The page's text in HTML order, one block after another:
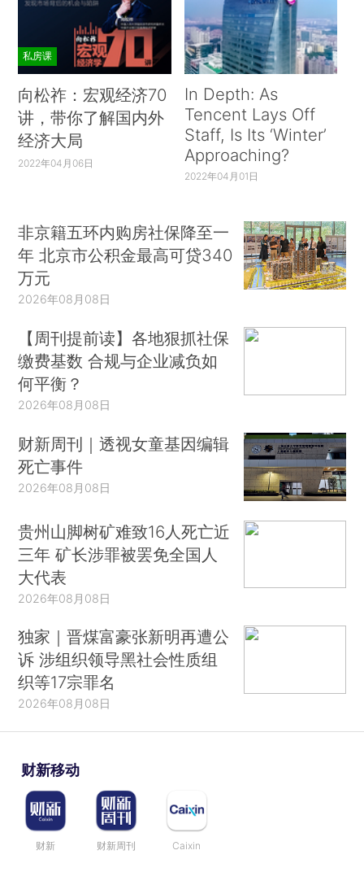
私房课
向松祚：宏观经济70
讲，带你了解国内外
经济大局
2022年04月06日
In Depth: As
Tencent Lays Off
Staff, Is Its ‘Winter’
Approaching?
2022年04月01日
非京籍五环内购房社保降至一
年 北京市公积金最高可贷340
万元
2026年08月08日
【周刊提前读】各地狠抓社保
缴费基数 合规与企业减负如
何平衡？
2026年08月08日
财新周刊｜透视女童基因编辑
死亡事件
2026年08月08日
贵州山脚树矿难致16人死亡近
三年 矿长涉罪被罢免全国人
大代表
2026年08月08日
独家｜晋煤富豪张新明再遭公
诉 涉组织领导黑社会性质组
织等17宗罪名
2026年08月08日
财新移动
财新 财新周刊 Caixin